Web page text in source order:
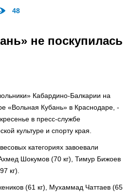
48
не поскупилась
Кабардино-Балкарии на
«Вольная Кубань» в Краснодаре, -
в пресс-службе
культуре и спорту края.
категориях завоевали
Шокумов (70 кг), Тимур Бижоев
кг).
(61 кг), Мухаммад Чаттаев (65